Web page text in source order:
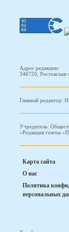
Адрес редакции:
346720,
Главный редактор:
Учредитель:
«Редакция газеты
Карта сайта
О нас
Политика
персональных